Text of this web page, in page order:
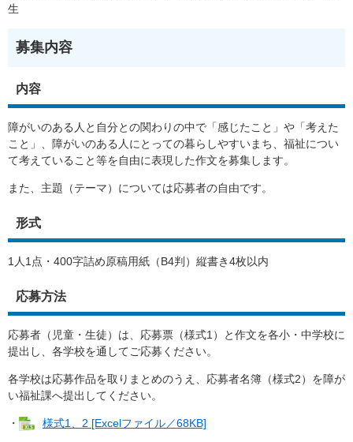
生
募集内容
内容
障がいのある人と自分との関わりの中で「感じたこと」や「考えた
こと」、障がいのある人にとっての暮らしやすいまち、福祉につい
て考えていること等を自由に表現した作文を募集します。
また、主題（テーマ）については応募者の自由です。
形式
1人1点・400字詰め原稿用紙（B4判）縦書き4枚以内
応募方法
応募者（児童・生徒）は、応募票（様式1）と作文を各小・中学校に
提出し、各学校を通してご応募ください。
各学校は応募作品を取りまとめのうえ、応募者名簿（様式2）を障が
い福祉課へ提出してください。
・ 様式1、2 [Excelファイル／68KB]